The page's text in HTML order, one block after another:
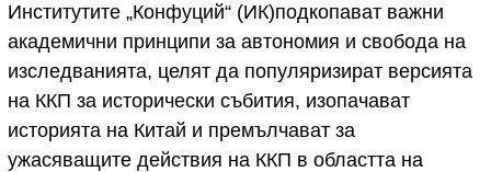
Институтите „Конфуций“ (ИК)подкопават важни
академични принципи за автономия и свобода на
изследванията, целят да популяризират версията
на ККП за исторически събития, изопачават
историята на Китай и премълчават за
ужасяващите действия на ККП в областта на